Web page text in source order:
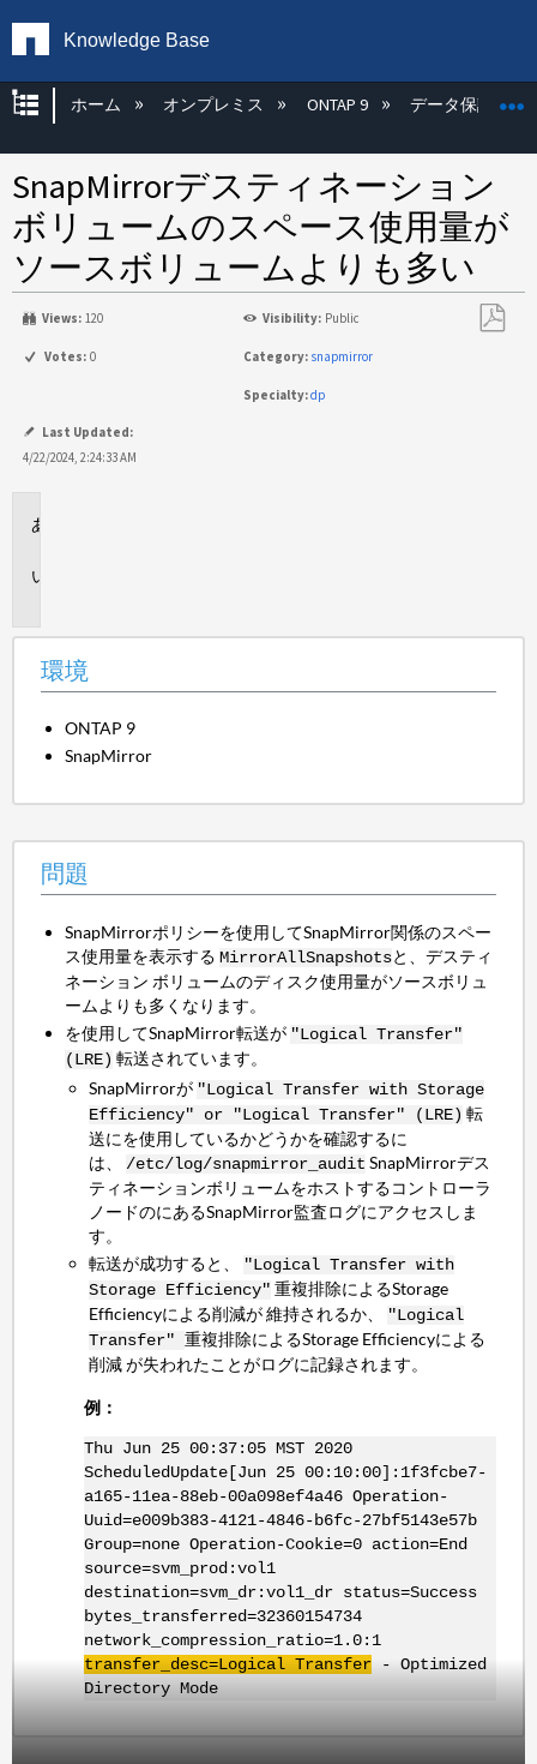
Knowledge Base
グローバル階層を展開/折りたたむ
ホーム オンプレミス ONTAP 9 データ保護
SnapMirrorデスティネーション
ボリュームのスペース使用量が
ソースボリュームよりも多い
Views: 120 Visibility: Public
Votes: 0 Category: snapmirror
Specialty:dp
Last Updated:
4/22/2024, 2:24:33 AM
環境
ONTAP 9
SnapMirror
問題
SnapMirrorポリシーを使用してSnapMirror関係のスペー
ス使用量を表示するMirrorAllSnapshotsと、デスティ
ネーション ボリュームのディスク使用量がソースボリュ
ームよりも多くなります。
を使用してSnapMirror転送が "Logical Transfer"
(LRE) 転送されています。
SnapMirrorが "Logical Transfer with Storage
Efficiency" or "Logical Transfer" (LRE) 転
送にを使用しているかどうかを確認するに
は、 /etc/log/snapmirror_audit SnapMirrorデス
ティネーションボリュームをホストするコントローラ
ノードのにあるSnapMirror監査ログにアクセスしま
す。
転送が成功すると、
"Logical Transfer with
Storage Efficiency" 重複排除によるStorage
Efficiencyによる削減が 維持されるか、
"Logical
Transfer"重複排除によるStorage Efficiencyによる
削減 が失われたことがログに記録されます。
例：
Thu Jun 25 00:37:05 MST 2020
ScheduledUpdate[Jun 25 00:10:00]:1f3fcbe7-
a165-11ea-88eb-00a098ef4a46 Operation-
Uuid=e009b383-4121-4846-b6fc-27bf5143e57b
Group=none Operation-Cookie=0 action=End
source=svm_prod:vol1
destination=svm_dr:vol1_dr status=Success
bytes_transferred=32360154734
network_compression_ratio=1.0:1
transfer_ desc=Logical Transfer- Optimized
Directory Mode